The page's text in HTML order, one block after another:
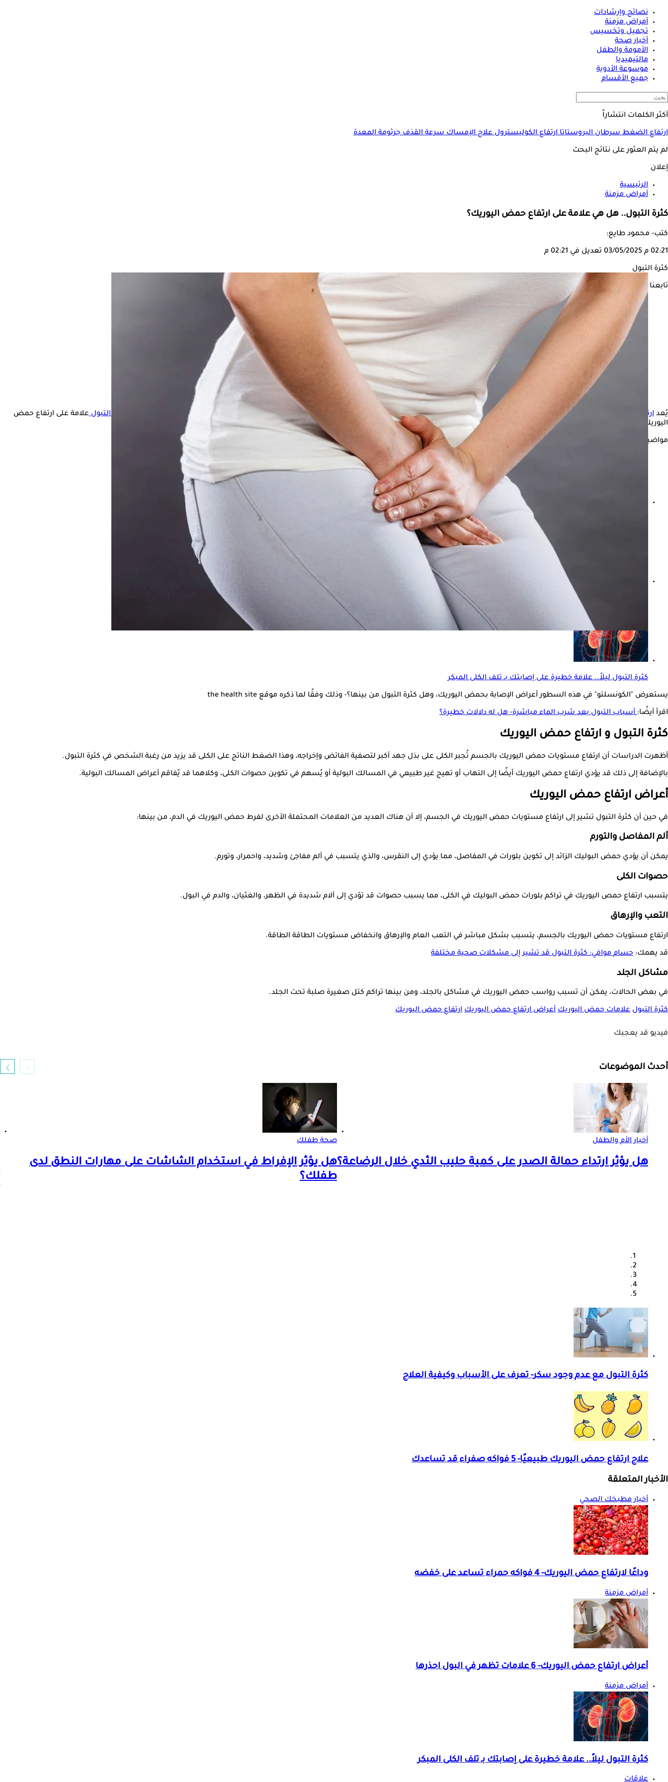
نصائح وإرشادات
أمراض مزمنة
تجميل وتخسيس
أخبار صحة
الأمومة والطفل
مالتيميديا
موسوعة الأدوية
جميع الأقسام
أكثر الكلمات انتشاراً
ارتفاع الضغطسرطان البروستاتاارتفاع الكوليسترولعلاج الإمساكسرعة القذفجرثومة المعدة
لم يتم العثور على نتائج البحث
إعلان
الرئيسية
أمراض مزمنة
كثرة التبول.. هل هي علامة على ارتفاع حمض اليوريك؟
كتب- محمود طايع:
02:21 م 03/05/2025 تعديل في 02:21 م
كثرة التبول
تابعنا على
يُعد ارتفاع حمض اليوريك من أكثر الحالات الصحية شيوعًا عند الأشخاص، وقد تتسبب في بعض المضاعفات بالجسم، وفي هذا الشأن يتسائل العديد من الأشخاص هل كثرة التبولعلامة على ارتفاع حمض
اليوريك.
مواضيع ذات صلة
أعراض ارتفاع حمض اليوريك- 6 علامات تظهر في البول احذرها
كثرة التبول ليلاً.. علامة خطيرة على إصابتك بـ تلف الكلى المبكر
يستعرض "الكونسلتو" في هذه السطور أعراض الإصابة بحمض اليوريك، وهل كثرة التبول من بينها؟- وذلك وفقًا لما ذكره موقع the health site
اقرأ أيضًا:أسباب التبول بعد شرب الماء مباشرة- هل له دلالات خطيرة؟
كثرة التبول و ارتفاع حمض اليوريك
أظهرت الدراسات أن ارتفاع مستويات حمض اليوريك بالجسم تُجبر الكلى على بذل جهد أكبر لتصفية الفائض وإخراجه، وهذا الضغط الناتج على الكلى قد يزيد من رغبة الشخص في كثرة التبول.
بالإضافة إلى ذلك قد يؤدي ارتفاع حمض اليوريك أيضًا إلى التهاب أو تهيج غير طبيعي في المسالك البولية أو يُسهم في تكوين حصوات الكلى، وكلاهما قد يُفاقم أعراض المسالك البولية.
أعراض ارتفاع حمض اليوريك
في حين أن كثرة التبول تشير إلى ارتفاع مستويات حمض اليوريك في الجسم، إلا أن هناك العديد من العلامات المحتملة الأخرى لفرط حمض اليوريك في الدم، من بينها:
ألم المفاصل والتورم
يمكن أن يؤدي حمض البوليك الزائد إلى تكوين بلورات في المفاصل، مما يؤدي إلى النقرس، والذي يتسبب في ألم مفاجئ وشديد، واحمرار، وتورم.
حصوات الكلى
يتسبب ارتفاع حمص اليوريك في تراكم بلورات حمض البوليك في الكلى، مما يسبب حصوات قد تؤدي إلى آلام شديدة في الظهر، والغثيان، والدم في البول.
التعب والإرهاق
ارتفاع مستويات حمض اليوريك بالجسم، يتسبب بشكل مباشر في التعب العام والإرهاق وانخفاض مستويات الطاقة الطاقة.
قد يهمك: حسام موافي: كثرة التبول قد تشير إلى مشكلات صحية مختلفة
مشاكل الجلد
في بعض الحالات، يمكن أن تسبب رواسب حمض اليوريك في مشاكل بالجلد، ومن بينها تراكم كتل صغيرة صلبة تحت الجلد.
كثرة التبول علامات حمض اليوريك أعراض ارتفاع حمض اليوريك ارتفاع حمض اليوريك
فيديو قد يعجبك
أحدث الموضوعات
أخبار الأم والطفل
هل يؤثر ارتداء حمالة الصدر على كمية حليب الثدي خلال الرضاعة؟
صحة طفلك
هل يؤثر الإفراط في استخدام الشاشات على مهارات النطق لدى
طفلك؟
كثرة التبول مع عدم وجود سكر- تعرف على الأسباب وكيفية العلاج
علاج ارتفاع حمض اليوريك طبيعيًا- 5 فواكه صفراء قد تساعدك
الأخبار المتعلقة
أخبار مطبخك الصحي
وداعًا لارتفاع حمض اليوريك- 4 فواكه حمراء تساعد على خفضه
أمراض مزمنة
أعراض ارتفاع حمض اليوريك- 6 علامات تظهر في البول احذرها
أمراض مزمنة
كثرة التبول ليلاً.. علامة خطيرة على إصابتك بـ تلف الكلى المبكر
علاقات